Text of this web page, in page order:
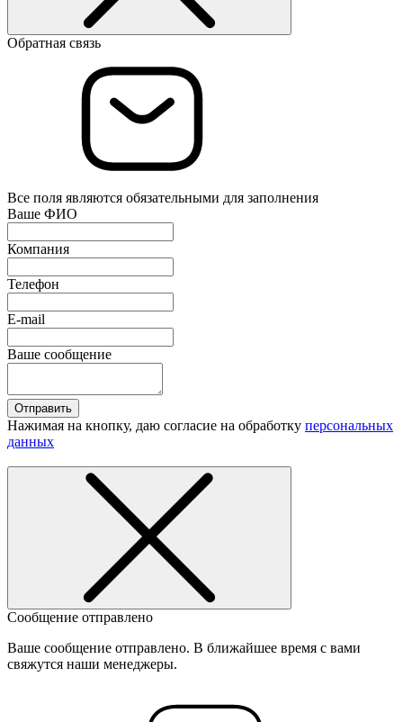
Обратная связь
Все поля являются обязательными для заполнения
Ваше ФИО
Компания
Телефон
E-mail
Ваше сообщение
Отправить
Нажимая на кнопку, даю согласие на обработку персональных
данных
Сообщение отправлено
Ваше сообщение отправлено. В ближайшее время с вами
свяжутся наши менеджеры.